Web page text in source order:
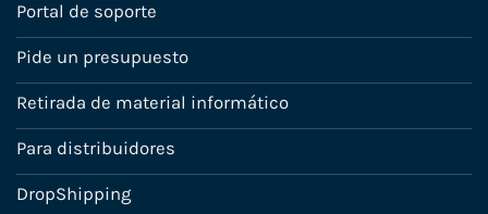
Portal de soporte
Pide un presupuesto
Retirada de material informático
Para distribuidores
DropShipping